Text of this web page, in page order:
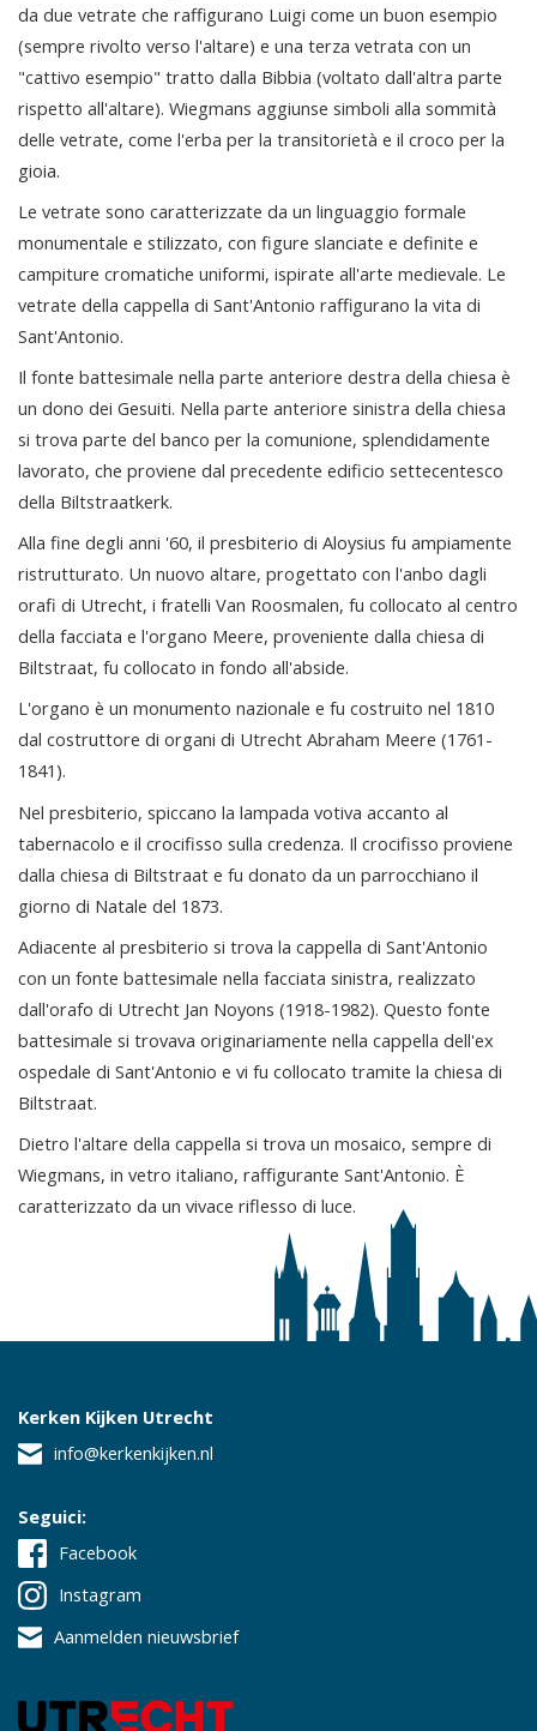
da due vetrate che raffigurano Luigi come un buon esempio
(sempre rivolto verso l'altare) e una terza vetrata con un
"cattivo esempio" tratto dalla Bibbia (voltato dall'altra parte
rispetto all'altare). Wiegmans aggiunse simboli alla sommità
delle vetrate, come l'erba per la transitorietà e il croco per la
gioia.
Le vetrate sono caratterizzate da un linguaggio formale
monumentale e stilizzato, con figure slanciate e definite e
campiture cromatiche uniformi, ispirate all'arte medievale. Le
vetrate della cappella di Sant'Antonio raffigurano la vita di
Sant'Antonio.
Il fonte battesimale nella parte anteriore destra della chiesa è
un dono dei Gesuiti. Nella parte anteriore sinistra della chiesa
si trova parte del banco per la comunione, splendidamente
lavorato, che proviene dal precedente edificio settecentesco
della Biltstraatkerk.
Alla fine degli anni '60, il presbiterio di Aloysius fu ampiamente
ristrutturato. Un nuovo altare, progettato con l'anbo dagli
orafi di Utrecht, i fratelli Van Roosmalen, fu collocato al centro
della facciata e l'organo Meere, proveniente dalla chiesa di
Biltstraat, fu collocato in fondo all'abside.
L'organo è un monumento nazionale e fu costruito nel 1810
dal costruttore di organi di Utrecht Abraham Meere (1761-
1841).
Nel presbiterio, spiccano la lampada votiva accanto al
tabernacolo e il crocifisso sulla credenza. Il crocifisso proviene
dalla chiesa di Biltstraat e fu donato da un parrocchiano il
giorno di Natale del 1873.
Adiacente al presbiterio si trova la cappella di Sant'Antonio
con un fonte battesimale nella facciata sinistra, realizzato
dall'orafo di Utrecht Jan Noyons (1918-1982). Questo fonte
battesimale si trovava originariamente nella cappella dell'ex
ospedale di Sant'Antonio e vi fu collocato tramite la chiesa di
Biltstraat.
Dietro l'altare della cappella si trova un mosaico, sempre di
Wiegmans, in vetro italiano, raffigurante Sant'Antonio. È
caratterizzato da un vivace riflesso di luce.
Kerken Kijken Utrecht
info@kerkenkijken.nl
Seguici:
Facebook
Instagram
Aanmelden nieuwsbrief